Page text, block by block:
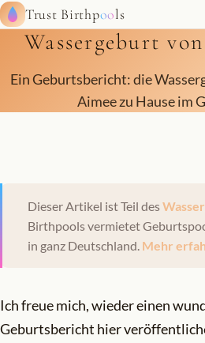
Trust Birthpools
Wassergeburt
Ein Geburtsbericht: die
Aimee zu Hause im
Dieser Artikel ist Teil des
Birthpools vermietet
in ganz Deutschland. Mehr
Ich freue mich, wieder einen
Geburtsbericht hier